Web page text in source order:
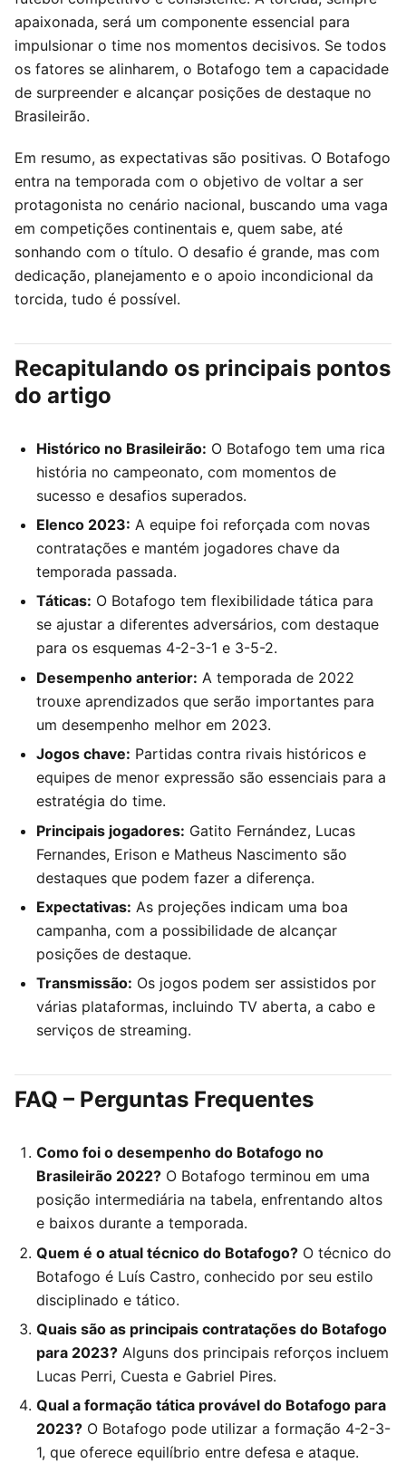
apaixonada, será um componente essencial para
impulsionar o time nos momentos decisivos. Se todos
os fatores se alinharem, o Botafogo tem a capacidade
de surpreender e alcançar posições de destaque no
Brasileirão.
Em resumo, as expectativas são positivas. O Botafogo
entra na temporada com o objetivo de voltar a ser
protagonista no cenário nacional, buscando uma vaga
em competições continentais e, quem sabe, até
sonhando com o título. O desafio é grande, mas com
dedicação, planejamento e o apoio incondicional da
torcida, tudo é possível.
Recapitulando os principais pontos
do artigo
Histórico no Brasileirão: O Botafogo tem uma rica
história no campeonato, com momentos de
sucesso e desafios superados.
Elenco 2023: A equipe foi reforçada com novas
contratações e mantém jogadores chave da
temporada passada.
Táticas: O Botafogo tem flexibilidade tática para
se ajustar a diferentes adversários, com destaque
para os esquemas 4-2-3-1 e 3-5-2.
Desempenho anterior: A temporada de 2022
trouxe aprendizados que serão importantes para
um desempenho melhor em 2023.
Jogos chave: Partidas contra rivais históricos e
equipes de menor expressão são essenciais para a
estratégia do time.
Principais jogadores: Gatito Fernández, Lucas
Fernandes, Erison e Matheus Nascimento são
destaques que podem fazer a diferença.
Expectativas: As projeções indicam uma boa
campanha, com a possibilidade de alcançar
posições de destaque.
Transmissão: Os jogos podem ser assistidos por
várias plataformas, incluindo TV aberta, a cabo e
serviços de streaming.
FAQ – Perguntas Frequentes
Como foi o desempenho do Botafogo no
Brasileirão 2022? O Botafogo terminou em uma
posição intermediária na tabela, enfrentando altos
e baixos durante a temporada.
Quem é o atual técnico do Botafogo? O técnico do
Botafogo é Luís Castro, conhecido por seu estilo
disciplinado e tático.
Quais são as principais contratações do Botafogo
para 2023? Alguns dos principais reforços incluem
Lucas Perri, Cuesta e Gabriel Pires.
Qual a formação tática provável do Botafogo para
2023? O Botafogo pode utilizar a formação 4-2-3-
1, que oferece equilíbrio entre defesa e ataque.